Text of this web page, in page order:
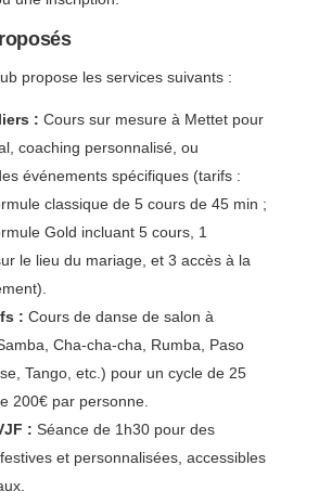
propose les services suivants :
: Cours sur mesure à Mettet pour
coaching personnalisé, ou
événements spécifiques (tarifs :
classique de 5 cours de 45 min ;
Gold incluant 5 cours, 1
le lieu du mariage, et 3 accès à la
: Cours de danse de salon à
Cha-cha-cha, Rumba, Paso
Tango, etc.) pour un cycle de 25
200€ par personne.
: Séance de 1h30 pour des
et personnalisées, accessibles